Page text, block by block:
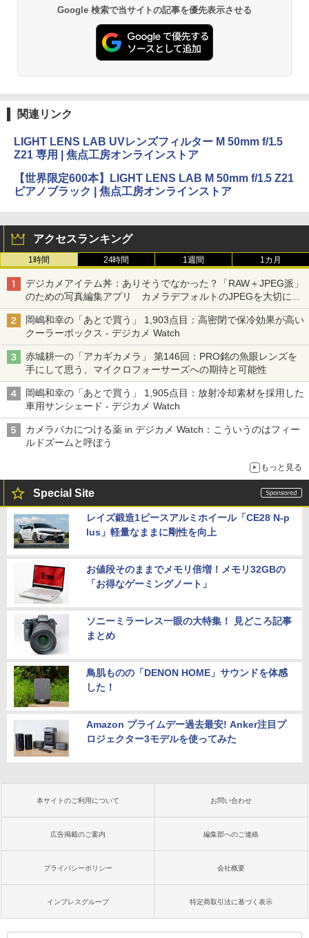
Google 検索で当サイトの記事を優先表示させる
関連リンク
LIGHT LENS LAB UVレンズフィルター M 50mm f/1.5
Z21 専用 | 焦点工房オンラインストア
【世界限定600本】LIGHT LENS LAB M 50mm f/1.5 Z21
ピアノブラック | 焦点工房オンラインストア
アクセスランキング
1時間 24時間 1週間 1カ月
デジカメアイテム丼：ありそうでなかった？「RAW＋JPEG派」
のための写真編集アプリ カメラデフォルトのJPEGを大切にす
る「Filmator」
岡嶋和幸の「あとで買う」 1,903点目：高密閉で保冷効果が高い
クーラーボックス - デジカメ Watch
赤城耕一の「アカギカメラ」 第146回：PRO銘の魚眼レンズを
手にして思う、マイクロフォーサーズへの期待と可能性
岡嶋和幸の「あとで買う」 1,905点目：放射冷却素材を採用した
車用サンシェード - デジカメ Watch
カメラバカにつける薬 in デジカメ Watch：こういうのはフィー
ルドズームと呼ぼう
もっと見る
Special Site
レイズ鍛造1ピースアルミホイール「CE28 N-p
lus」軽量なままに剛性を向上
お値段そのままでメモリ倍増！メモリ32GBの
「お得なゲーミングノート」
ソニーミラーレス一眼の大特集！ 見どころ記事
まとめ
鳥肌ものの「DENON HOME」サウンドを体感
した！
Amazon プライムデー過去最安! Anker注目プ
ロジェクター3モデルを使ってみた
本サイトのご利用について お問い合わせ
広告掲載のご案内 編集部へのご連絡
プライバシーポリシー 会社概要
インプレスグループ 特定商取引法に基づく表示